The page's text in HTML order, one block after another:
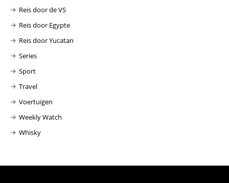
Reis door de VS
Reis door Egypte
Reis door Yucatan
Series
Sport
Travel
Voertuigen
Weekly Watch
Whisky